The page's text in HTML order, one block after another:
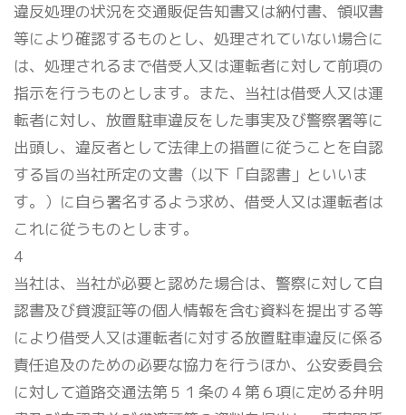
違反処理の状況を交通販促告知書又は納付書、領収書
等により確認するものとし、処理されていない場合に
は、処理されるまで借受人又は運転者に対して前項の
指示を行うものとします。また、当社は借受人又は運
転者に対し、放置駐車違反をした事実及び警察署等に
出頭し、違反者として法律上の措置に従うことを自認
する旨の当社所定の文書（以下「自認書」といいま
す。）に自ら署名するよう求め、借受人又は運転者は
これに従うものとします。
4
当社は、当社が必要と認めた場合は、警察に対して自
認書及び貸渡証等の個人情報を含む資料を提出する等
により借受人又は運転者に対する放置駐車違反に係る
責任追及のための必要な協力を行うほか、公安委員会
に対して道路交通法第５１条の４第６項に定める弁明